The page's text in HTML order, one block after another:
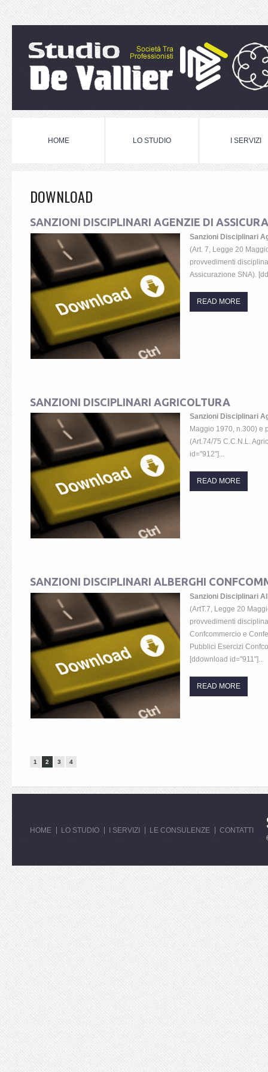
HOME LO STUDIO I SERVIZI
DOWNLOAD
SANZIONI DISCIPLINARI AGENZIE DI
Sanzioni Disciplinari
(Art. 7, Legge 20
provvedimenti
Assicurazione SNA).
READ MORE
SANZIONI DISCIPLINARI AGRICOLTURA
Sanzioni Disciplinari
Maggio 1970, n.300) e
(Art.74/75 C.C.N.L.
id="912"]...
READ MORE
SANZIONI DISCIPLINARI ALBERGHI
Sanzioni Disciplinari
(ArtT.7, Legge 20
provvedimenti
Confcommercio e
Pubblici Esercizi
[ddownload id="911"]...
READ MORE
1 2 3 4
HOME LO STUDIO I SERVIZI LE CONSULENZE CONTATTI